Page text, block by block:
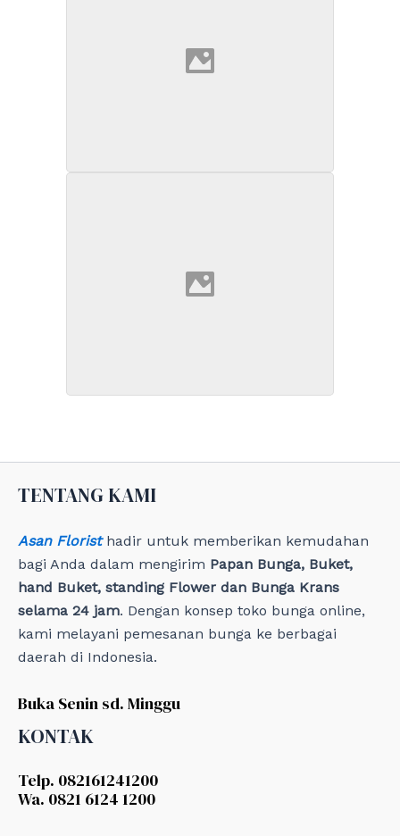
TENTANG KAMI
Asan Floristhadir untuk memberikan kemudahan
bagi Anda dalam mengirim Papan Bunga, Buket,
hand Buket, standing Flower dan Bunga Krans
selama 24 jam. Dengan konsep toko bunga online,
kami melayani pemesanan bunga ke berbagai
daerah di Indonesia.
Buka Senin sd. Minggu
KONTAK
Telp. 082161241200
Wa. 0821 6124 1200